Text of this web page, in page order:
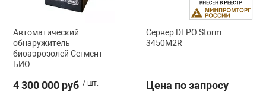
Автоматический
обнаружитель
биоаэрозолей Сегмент
БИО
4 300 000 руб / шт.
Сервер DEPO Storm
3450M2R
Цена по запросу